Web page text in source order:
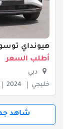
هيونداي
أطلب السعر
دبي
خليجي
2024
شاهد